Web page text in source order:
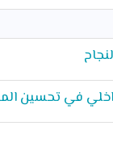
في تحسين